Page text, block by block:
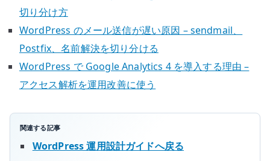
切り分け方
WordPress のメール送信が遅い原因 – sendmail、
Postfix、名前解決を切り分ける
WordPress で Google Analytics 4 を導入する理由 –
アクセス解析を運用改善に使う
関連する記事
WordPress 運用設計ガイドへ戻る